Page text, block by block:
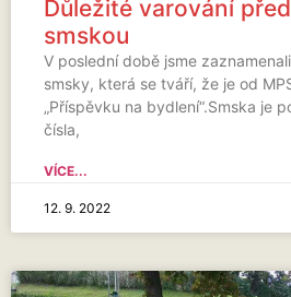
Důležité varování
smskou
V poslední době jsme
smsky, která se tváří, že je od
„Příspěvku na bydlení“.Smska je
čísla,
VÍCE...
12. 9. 2022